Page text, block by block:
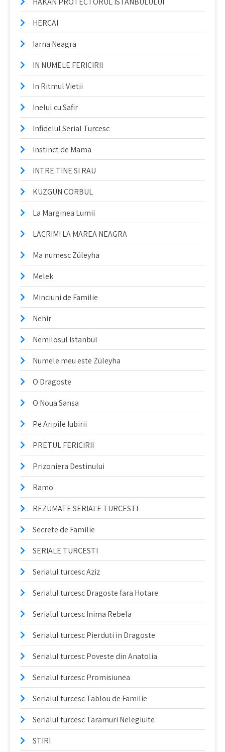
HERCAI
Iarna Neagra
IN NUMELE FERICIRII
In Ritmul Vietii
Inelul cu Safir
Infidelul Serial Turcesc
Instinct de Mama
INTRE TINE SI RAU
KUZGUN CORBUL
La Marginea Lumii
LACRIMI LA MAREA NEAGRA
Ma numesc Züleyha
Melek
Minciuni de Familie
Nehir
Nemilosul Istanbul
Numele meu este Züleyha
O Dragoste
O Noua Sansa
Pe Aripile Iubirii
PRETUL FERICIRII
Prizoniera Destinului
Ramo
REZUMATE SERIALE TURCESTI
Secrete de Familie
SERIALE TURCESTI
Serialul turcesc Aziz
Serialul turcesc Dragoste fara Hotare
Serialul turcesc Inima Rebela
Serialul turcesc Pierduti in Dragoste
Serialul turcesc Poveste din Anatolia
Serialul turcesc Promisiunea
Serialul turcesc Tablou de Familie
Serialul turcesc Taramuri Nelegiuite
STIRI